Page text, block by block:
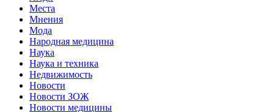
Места
Мнения
Мода
Народная медицина
Наука
Наука и техника
Недвижимость
Новости
Новости ЗОЖ
Новости медицины